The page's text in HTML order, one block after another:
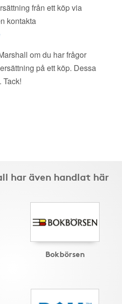
från ett köp via
kontakta
om du har frågor
på ett köp. Dessa
Tack!
har även handlat här
Bokbörsen